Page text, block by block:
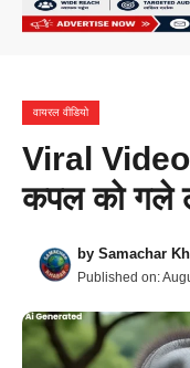
वायरल वीडियो
Viral Video:
कपल को गले
by Samachar
Published on: